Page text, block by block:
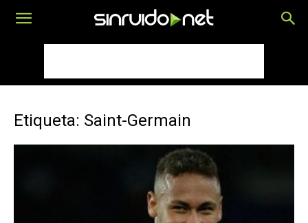
Etiqueta: Saint-Germain